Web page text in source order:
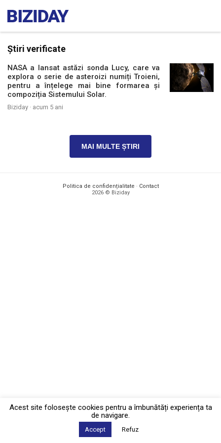
Știri verificate
NASA a lansat astăzi sonda Lucy, care va
explora o serie de asteroizi numiți Troieni,
pentru a înțelege mai bine formarea și
compoziția Sistemului Solar.
Biziday · acum 5 ani
MAI MULTE ȘTIRI
Politica de confidențialitate · Contact
2026 © Biziday
Acest site foloseşte cookies pentru a îmbunătăți experiența ta
de navigare.
Accept Refuz